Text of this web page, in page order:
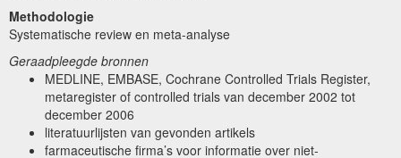
Methodologie
Systematische review en meta-analyse
Geraadpleegde bronnen
MEDLINE, EMBASE, Cochrane Controlled Trials Register,
metaregister of controlled trials van december 2002 tot
december 2006
literatuurlijsten van gevonden artikels
farmaceutische firma’s voor informatie over niet-